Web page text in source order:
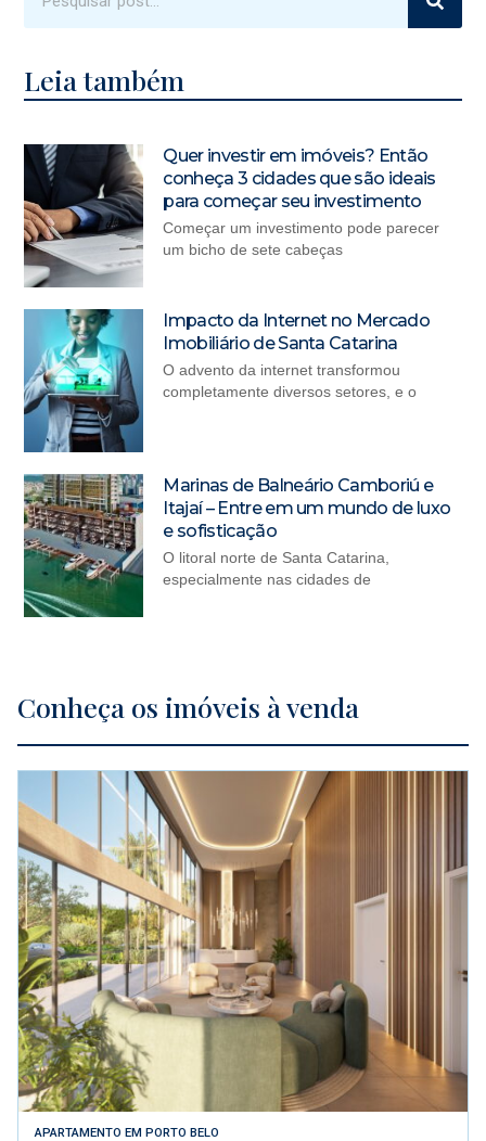
Leia também
Quer investir em imóveis? Então
conheça 3 cidades que são ideais
para começar seu investimento
Começar um investimento pode parecer
um bicho de sete cabeças
Impacto da Internet no Mercado
Imobiliário de Santa Catarina
O advento da internet transformou
completamente diversos setores, e o
Marinas de Balneário Camboriú e
Itajaí – Entre em um mundo de luxo
e sofisticação
O litoral norte de Santa Catarina,
especialmente nas cidades de
Conheça os imóveis à venda
APARTAMENTO EM PORTO BELO